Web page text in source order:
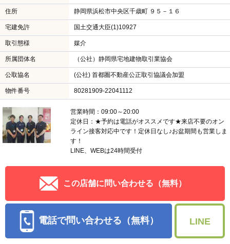
住所 静岡県浜松市中央区千歳町 ９５－１６
宅建免許 国土交通大臣(1)10927
取引態様 媒介
所属団体名 （公社）静岡県宅地建物取引業協会
公取協名 (公社) 首都圏不動産公正取引協議会加盟
物件番号 80281909-22041112
営業時間：09:00～20:00
定休日：★予約は電話がオススメです★来店不要のオン
ライン接客対応中です！定休日なし♪お盆期間も営業しま
す！
LINE、WEBは24時間受付
この店舗に問い合わせる（無料）
電話で問い合わせる（無料） LINE